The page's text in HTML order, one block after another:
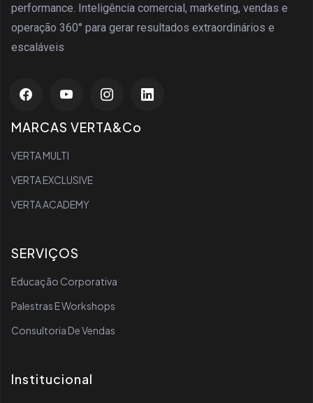
performance. Inteligência comercial, marketing, vendas e
operação 360° para gerar resultados extraordinários e
escaláveis
MARCAS VERTA&Co
VERTA MULTI
VERTA EXCLUSIVE
VERTA ACADEMY
SERVIÇOS
Educação Corporativa
Palestras E Workshops
Consultoria De Vendas
Institucional